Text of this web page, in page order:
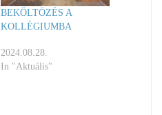
BEKÖLTÖZÉS A
KOLLÉGIUMBA
2024.08.28.
In "Aktuális"